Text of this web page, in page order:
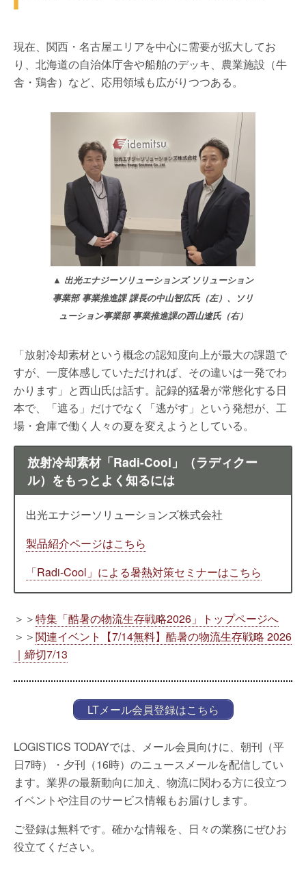
現在、関西・名古屋エリアを中心に需要が拡大してお
り、北海道の自治体庁舎や船舶のデッキ、農業施設（牛
舎・鶏舎）など、応用領域も広がりつつある。
▲ 出光エナジーソリューションズ ソリューション
事業部 事業推進課 課長の中山智広氏（左）、ソリ
ューション事業部 事業推進課の西山遼氏（右）
「放射冷却素材という概念の認知度向上が最大の課題で
すが、一度体感していただければ、その違いは一発でわ
かります」と西山氏は話す。記録的猛暑が常態化する日
本で、「遮る」だけでなく「逃がす」という発想が、工
場・倉庫で働く人々の夏を変えようとしている。
放射冷却素材「Radi-Cool」（ラディクー
ル）をもっとよく知るには
出光エナジーソリューションズ株式会社
製品紹介ページはこちら
「Radi-Cool」による暑熱対策セミナーはこちら
＞＞特集「酷暑の物流生存戦略2026」トップページへ
＞＞関連イベント【7/14無料】酷暑の物流生存戦略 2026
｜締切7/13
LTメール会員登録はこちら
LOGISTICS TODAYでは、メール会員向けに、朝刊（平
日7時）・夕刊（16時）のニュースメールを配信してい
ます。業界の最新動向に加え、物流に関わる方に役立つ
イベントや注目のサービス情報もお届けします。
ご登録は無料です。確かな情報を、日々の業務にぜひお
役立てください。